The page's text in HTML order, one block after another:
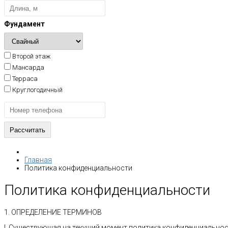
Фундамент
Второй этаж
Мансарда
Терраса
Круглогодичный
Главная
Политика конфиденциальности
Политика конфиденциальности
1. ОПРЕДЕЛЕНИЕ ТЕРМИНОВ